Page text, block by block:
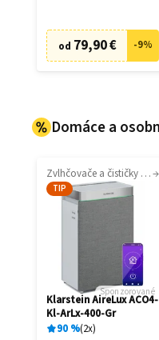
od 79,90 € -9%
Domáce a
Zvlhčovače a čističky vzduchu
TIP
Sponzorované
Klarstein AireLux ACO4-
Kl-ArLx-400-Gr
90 % 2x